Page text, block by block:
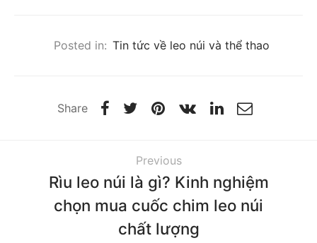
Posted in: Tin tức về leo núi và thể thao
Share
Previous
Rìu leo núi là gì? Kinh nghiệm
chọn mua cuốc chim leo núi
chất lượng